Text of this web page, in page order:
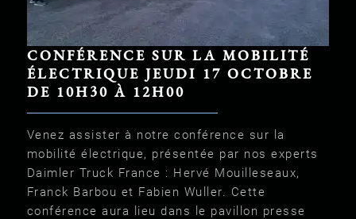
CONFÉRENCE SUR LA MOBILITÉ
ÉLECTRIQUE JEUDI 17 OCTOBRE
DE 10H30 À 12H00
Venez assister à notre conférence sur la
mobilité électrique, présentée par nos experts
Daimler Truck France : Hervé Mouilleseaux,
Franck Barbou et Fabien Wuller. Cette
conférence aura lieu dans le pavillon presse